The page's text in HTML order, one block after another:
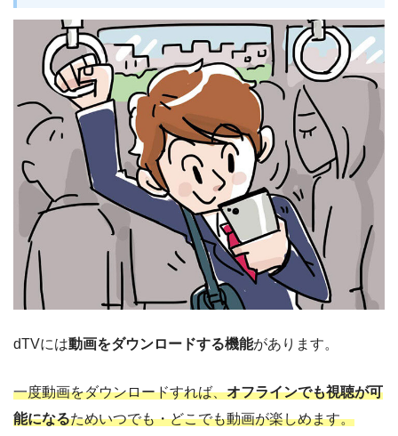
dTVには動画をダウンロードする機能があります。
一度動画をダウンロードすれば、オフラインでも視聴が可
能になるためいつでも・どこでも動画が楽しめます。